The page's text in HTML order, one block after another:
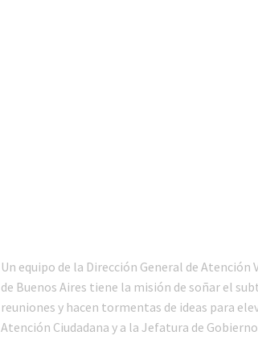
Un equipo de la Dirección General de Atención
de Buenos Aires tiene la misión de soñar el
reuniones y hacen tormentas de ideas para
Atención Ciudadana y a la Jefatura de